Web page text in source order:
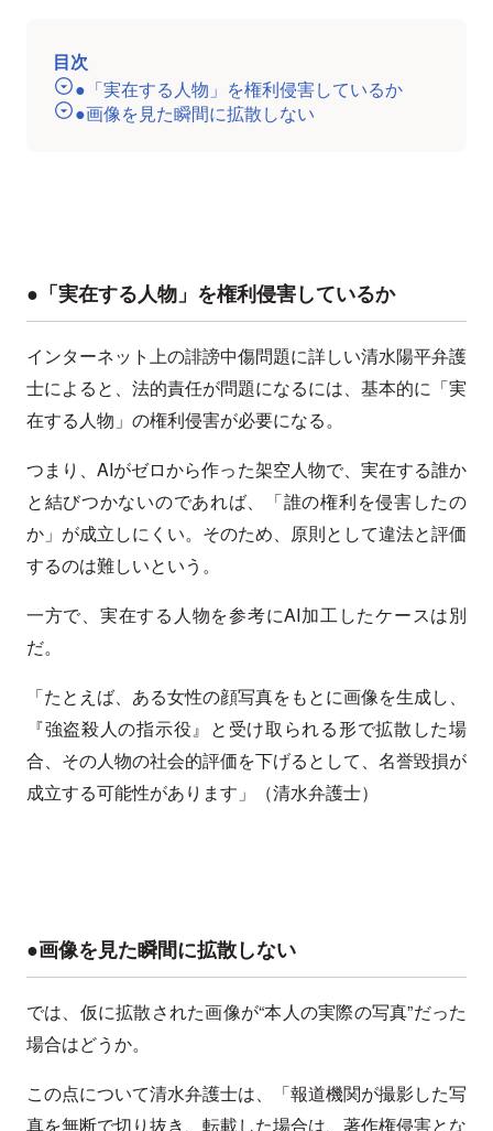
目次
●「実在する人物」を権利侵害しているか
●画像を見た瞬間に拡散しない
●「実在する人物」を権利侵害しているか
インターネット上の誹謗中傷問題に詳しい清水陽平弁護
士によると、法的責任が問題になるには、基本的に「実
在する人物」の権利侵害が必要になる。
つまり、AIがゼロから作った架空人物で、実在する誰か
と結びつかないのであれば、「誰の権利を侵害したの
か」が成立しにくい。そのため、原則として違法と評価
するのは難しいという。
一方で、実在する人物を参考にAI加工したケースは別
だ。
「たとえば、ある女性の顔写真をもとに画像を生成し、
『強盗殺人の指示役』と受け取られる形で拡散した場
合、その人物の社会的評価を下げるとして、名誉毀損が
成立する可能性があります」（清水弁護士）
●画像を見た瞬間に拡散しない
では、仮に拡散された画像が“本人の実際の写真”だった
場合はどうか。
この点について清水弁護士は、「報道機関が撮影した写
真を無断で切り抜き、転載した場合は、著作権侵害とな